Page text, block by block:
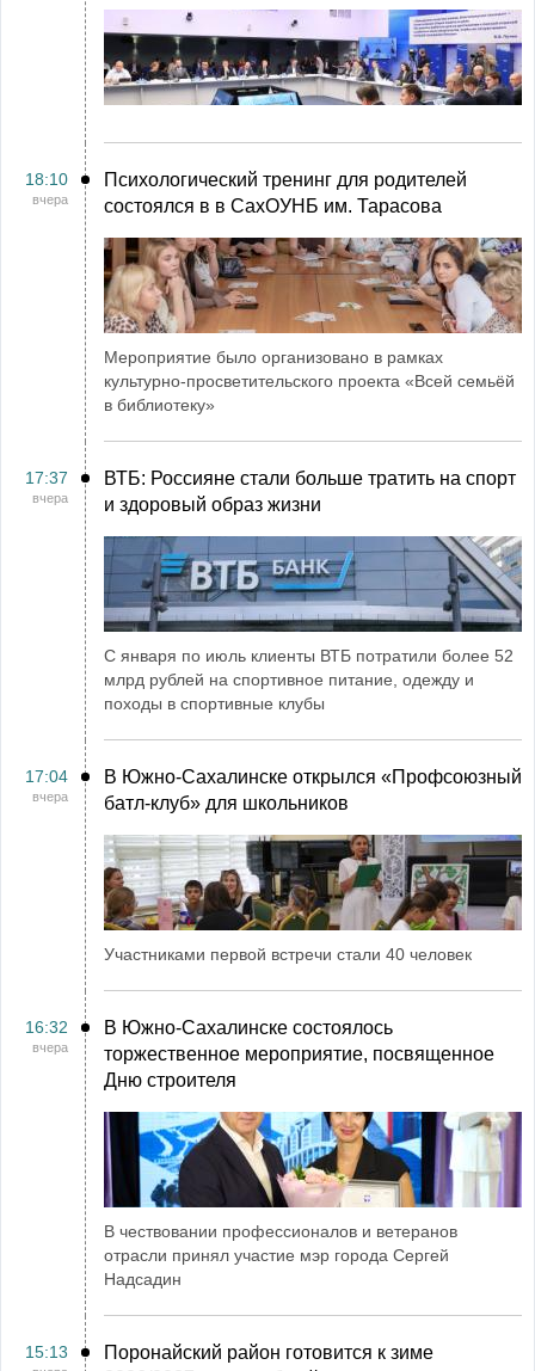
18:10
вчера
Психологический тренинг для родителей
состоялся в в СахОУНБ им. Тарасова
Мероприятие было организовано в рамках
культурно-просветительского проекта «Всей семьёй
в библиотеку»
17:37
вчера
ВТБ: Россияне стали больше тратить на спорт
и здоровый образ жизни
С января по июль клиенты ВТБ потратили более 52
млрд рублей на спортивное питание, одежду и
походы в спортивные клубы
17:04
вчера
В Южно-Сахалинске открылся «Профсоюзный
батл-клуб» для школьников
Участниками первой встречи стали 40 человек
16:32
вчера
В Южно-Сахалинске состоялось
торжественное мероприятие, посвященное
Дню строителя
В чествовании профессионалов и ветеранов
отрасли принял участие мэр города Сергей
Надсадин
15:13
Поронайский район готовится к зиме